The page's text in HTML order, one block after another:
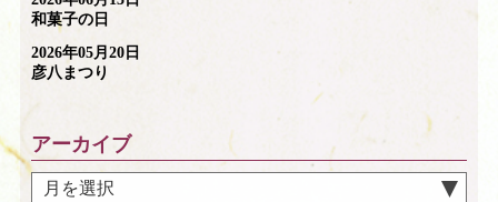
和菓子の日
2026年05月20日
彦八まつり
アーカイブ